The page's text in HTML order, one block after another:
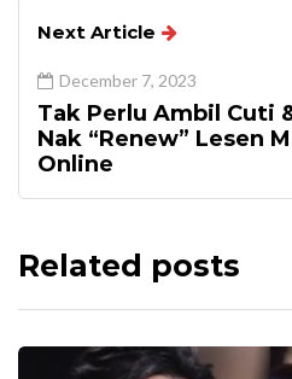
Next Article
December 7, 2023
Tak Perlu Ambil Cuti
Nak “Renew” Lesen
Online
Related posts